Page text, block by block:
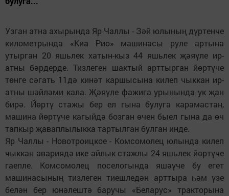
Узган атна ахырында Яр Чаллы - Зәй юлының дүртенче
километрында «Киа Рио» машинасы руле артына
утырган 20 яшьлек хатын-кыз 44 яшьлек җәяүле ир-
атны бәрдерде. Тизлеген шактый арттырган йөртүче
төнге сәгать 11дә кинәт каршысына килеп чыккан ир-
атны шәйләми кала. Җәяүле фажига урынында ук җан
бирә. Йөртү стажы бер ел гына булуга карамастан,
машина йөртүче кагыйдә бозган өчен быел гына да өч
тапкыр җаваплылыкка тартылган булган инде.
Яр Чаллы - Новотроицкое - Комсомолец юлында килеп
чыккан авариядә ике айлык стажлы 24 яшьлек йөртүче
гаепле. Комсомолец поселогында яшәүче бу егет
машинасының тизлеген тиешледән арттыра һәм үзе
белән бер юнәлештә баручы «Беларус» тракторына